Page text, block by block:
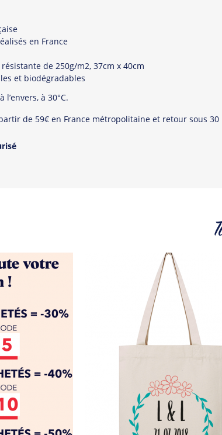
en France
de 250g/m2, 37cm x 40cm
et biodégradables
l’envers, à 30°C.
de 59€ en France métropolitaine et retour sous 30